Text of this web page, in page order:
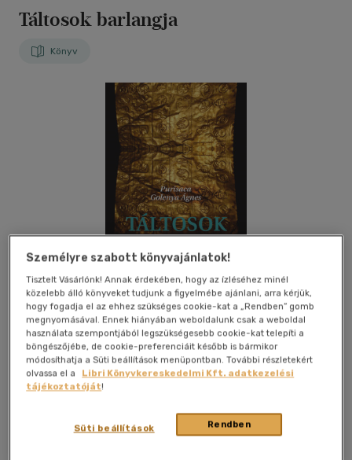
Táltosok barlangja
Könyv
Kívánságlistához adom
puhatáblás|330 oldal
Személyre szabott könyvajánlatok!
Tisztelt Vásárlónk! Annak érdekében, hogy az ízléséhez minél
közelebb álló könyveket tudjunk a figyelmébe ajánlani, arra kérjük,
hogy fogadja el az ehhez szükséges cookie-kat a „Rendben” gomb
megnyomásával. Ennek hiányában weboldalunk csak a weboldal
használata szempontjából legszükségesebb cookie-kat telepíti a
böngészőjébe, de cookie-preferenciáit később is bármikor
módosíthatja a Süti beállítások menüpontban. További részletekért
olvassa el a
Libri Könyvkereskedelmi Kft. adatkezelési
tájékoztatóját!
Rendben
Süti beállítások